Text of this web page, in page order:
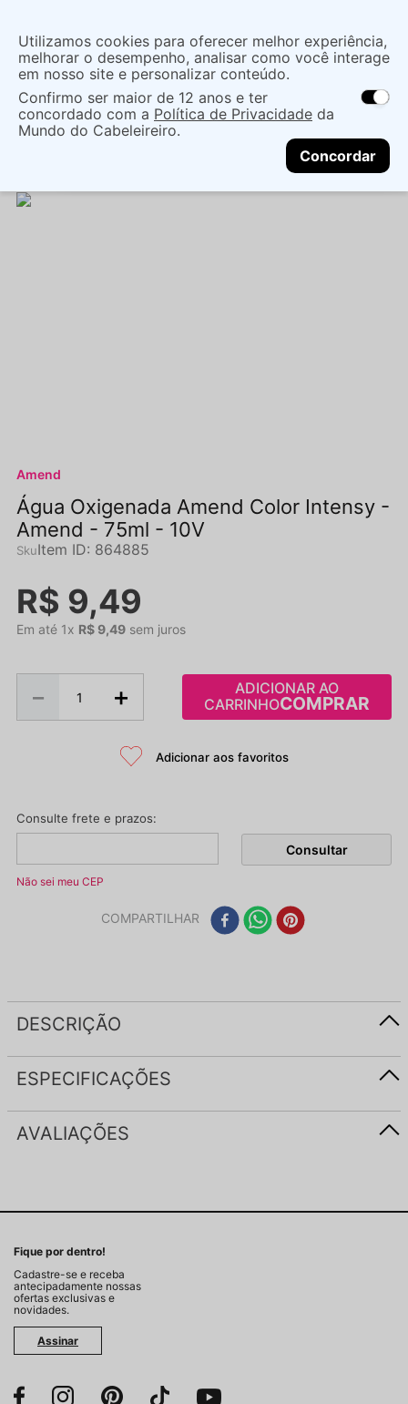
localização
As ofertas e opções de entrega variam de
acordo com a região.Não sei meu CEP
CONTINUAR
O que você procura?
Coloração
Produtos para Coloração
ÁGUA OXIGENADA AMEND COLOR
Amend
Água Oxigenada Amend Color Intensy -
Amend - 75ml - 10V
Item ID: 864885
R$ 9,49
Em até 1x R$9,49 sem juros
＋
－
ADICIONAR AO
CARRINHO
Não sei meu CEP
COMPARTILHAR
DESCRIÇÃO
ESPECIFICAÇÕES
AVALIAÇÕES
Fique por dentro!
Cadastre-se e receba
antecipadamente nossas
ofertas exclusivas e
novidades.
Assinar
Utilizamos cookies para oferecer melhor experiência,
melhorar o desempenho, analisar como você interage
em nosso site e personalizar conteúdo.
Confirmo ser maior de 12 anos e ter
concordado com a Política de Privacidade da
Mundo do Cabeleireiro.
Concordar